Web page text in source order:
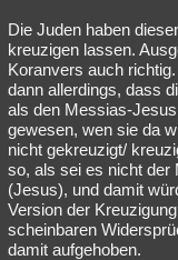
Die Juden haben
kreuzigen lassen.
Koranvers auch
dann allerdings, dass
als den Messias-
gewesen, wen sie da
nicht gekreuzigt/
so, als sei es nicht der
(Jesus), und damit
Version der
scheinbaren
damit aufgehoben.